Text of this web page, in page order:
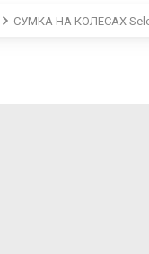
СУМКА НА КОЛЕСАХ